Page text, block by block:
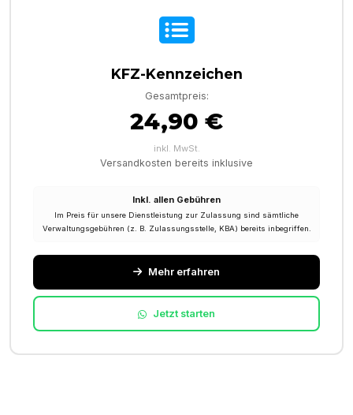
KFZ-Kennzeichen
Gesamtpreis:
24,90 €
inkl. MwSt.
Versandkosten bereits inklusive
Inkl. allen Gebühren
Im Preis für unsere Dienstleistung zur Zulassung sind sämtliche
Verwaltungsgebühren (z. B. Zulassungsstelle, KBA) bereits inbegriffen.
Mehr erfahren
Jetzt starten